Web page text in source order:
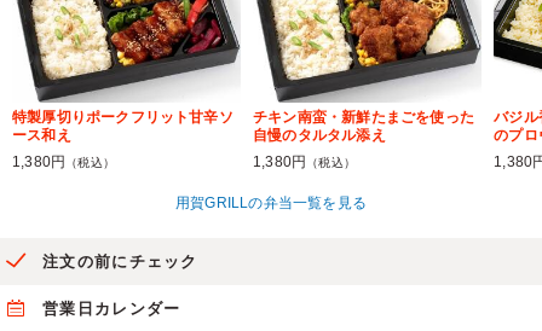
特製厚切りポークフリット甘辛ソ
ース和え
1,380円
（税込）
チキン南蛮・新鮮たまごを使った
自慢のタルタル添え
1,380円
（税込）
バジル
のプロ
1,380
用賀GRILLの弁当一覧を見る
注文の前にチェック
営業日カレンダー